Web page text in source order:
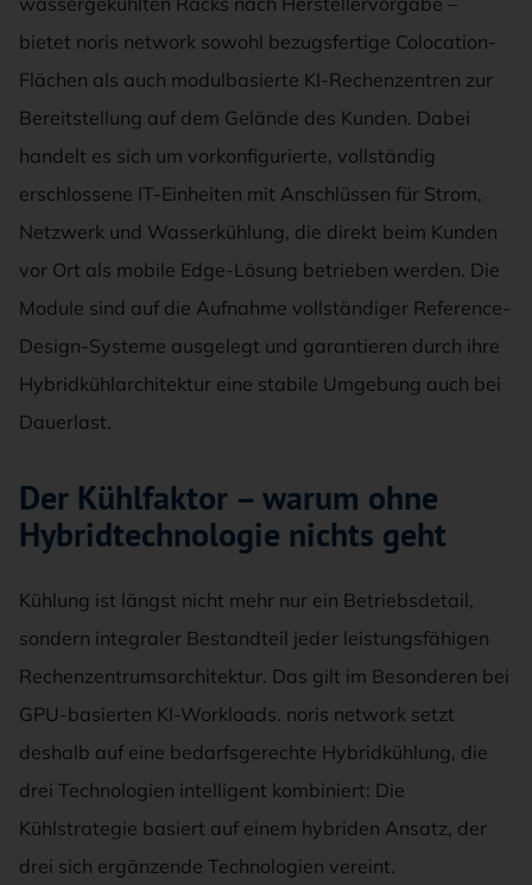
bietet noris network sowohl bezugsfertige Colocation-
Flächen als auch modulbasierte KI-Rechenzentren zur
Bereitstellung auf dem Gelände des Kunden. Dabei
handelt es sich um vorkonfigurierte, vollständig
erschlossene IT-Einheiten mit Anschlüssen für Strom,
Netzwerk und Wasserkühlung, die direkt beim Kunden
vor Ort als mobile Edge-Lösung betrieben werden. Die
Module sind auf die Aufnahme vollständiger Reference-
Design-Systeme ausgelegt und garantieren durch ihre
Hybridkühlarchitektur eine stabile Umgebung auch bei
Dauerlast.
Der Kühlfaktor – warum ohne
Hybridtechnologie nichts geht
Kühlung ist längst nicht mehr nur ein Betriebsdetail,
sondern integraler Bestandteil jeder leistungsfähigen
Rechenzentrumsarchitektur. Das gilt im Besonderen bei
GPU-basierten KI-Workloads. noris network setzt
deshalb auf eine bedarfsgerechte Hybridkühlung, die
drei Technologien intelligent kombiniert: Die
Kühlstrategie basiert auf einem hybriden Ansatz, der
drei sich ergänzende Technologien vereint.